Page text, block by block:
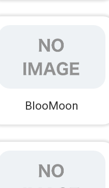
BlooMoon